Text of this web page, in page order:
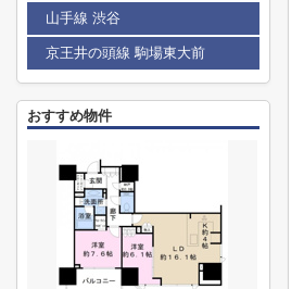
山手線 渋谷
京王井の頭線 駒場東大前
おすすめ物件